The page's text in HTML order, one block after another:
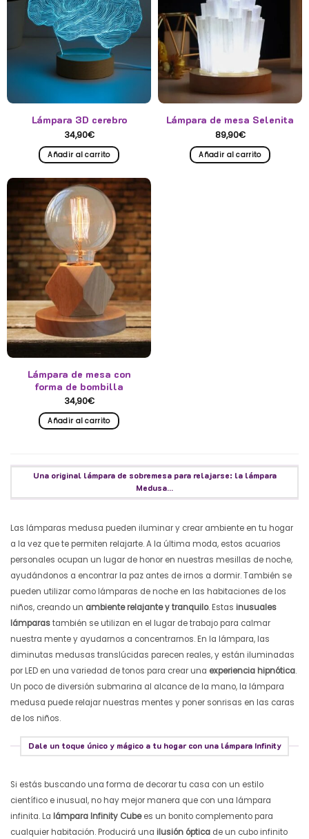
Lámpara 3D cerebro
34,90€
Añadir al carrito
Lámpara de mesa Selenita
89,90€
Añadir al carrito
Lámpara de mesa con
forma de bombilla
34,90€
Añadir al carrito
Una original lámpara de sobremesa para relajarse: la lámpara
Medusa...
Las lámparas medusa pueden iluminar y crear ambiente en tu hogar
a la vez que te permiten relajarte. A la última moda, estos acuarios
personales ocupan un lugar de honor en nuestras mesillas de noche,
ayudándonos a encontrar la paz antes de irnos a dormir. También se
pueden utilizar como lámparas de noche en las habitaciones de los
niños, creando un ambiente relajante y tranquilo. Estas inusuales
lámparastambién se utilizan en el lugar de trabajo para calmar
nuestra mente y ayudarnos a concentrarnos. En la lámpara, las
diminutas medusas translúcidas parecen reales, y están iluminadas
por LED en una variedad de tonos para crear una experiencia hipnótica.
Un poco de diversión submarina al alcance de la mano, la lámpara
medusa puede relajar nuestras mentes y poner sonrisas en las caras
de los niños.
Dale un toque único y mágico a tu hogar con una lámpara Infinity
Si estás buscando una forma de decorar tu casa con un estilo
científico e inusual, no hay mejor manera que con una lámpara
infinita. La lámpara Infinity Cubees un bonito complemento para
cualquier habitación. Producirá una ilusión óptica de un cubo infinito